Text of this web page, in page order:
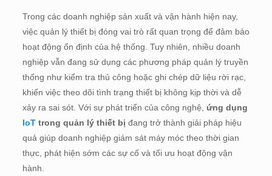
Trong các doanh nghiệp sản xuất và vận hành hiện nay,
việc quản lý thiết bị đóng vai trò rất quan trọng để đảm bảo
hoạt động ổn định của hệ thống. Tuy nhiên, nhiều doanh
nghiệp vẫn đang sử dụng các phương pháp quản lý truyền
thống như kiểm tra thủ công hoặc ghi chép dữ liệu rời rạc,
khiến việc theo dõi tình trạng thiết bị không kịp thời và dễ
xảy ra sai sót. Với sự phát triển của công nghệ, ứng dụng
IoTtrong quản lý thiết bị đang trở thành giải pháp hiệu
quả giúp doanh nghiệp giám sát máy móc theo thời gian
thực, phát hiện sớm các sự cố và tối ưu hoạt động vận
hành.